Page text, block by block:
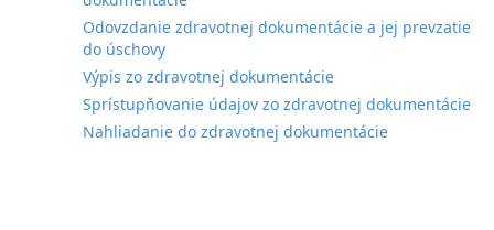
Odovzdanie zdravotnej dokumentácie a jej prevzatie
do úschovy
Výpis zo zdravotnej dokumentácie
Sprístupňovanie údajov zo zdravotnej dokumentácie
Nahliadanie do zdravotnej dokumentácie